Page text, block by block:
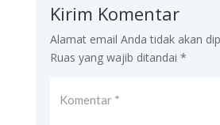
Kirim Komentar
Alamat email Anda tidak akan
Ruas yang wajib ditandai *